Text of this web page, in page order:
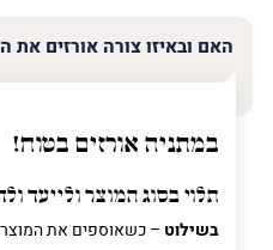
האם ובאיזו צורה אורזים את
במתניה אורזים בטוח!
תלוי בסוג המוצר ולייעד
בשילוט – כשאוספים את המוצר